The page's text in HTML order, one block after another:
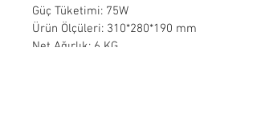
Güç Tüketimi: 75W
Ürün Ölçüleri: 310*280*190 mm
Net Ağırlık: 6 KG